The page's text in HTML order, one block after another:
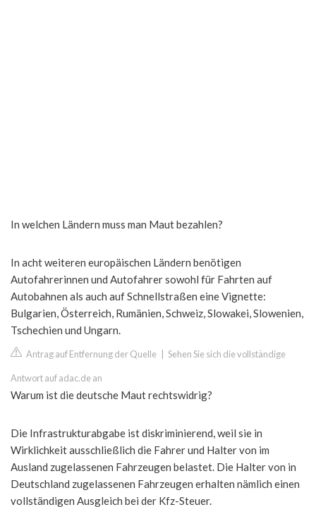
In welchen Ländern muss man Maut bezahlen?
In acht weiteren europäischen Ländern benötigen
Autofahrerinnen und Autofahrer sowohl für Fahrten auf
Autobahnen als auch auf Schnellstraßen eine Vignette:
Bulgarien, Österreich, Rumänien, Schweiz, Slowakei, Slowenien,
Tschechien und Ungarn.
Antrag auf Entfernung der Quelle Sehen Sie sich die vollständige
Antwort auf adac.de an
Warum ist die deutsche Maut rechtswidrig?
Die Infrastrukturabgabe ist diskriminierend, weil sie in
Wirklichkeit ausschließlich die Fahrer und Halter von im
Ausland zugelassenen Fahrzeugen belastet. Die Halter von in
Deutschland zugelassenen Fahrzeugen erhalten nämlich einen
vollständigen Ausgleich bei der Kfz-Steuer.